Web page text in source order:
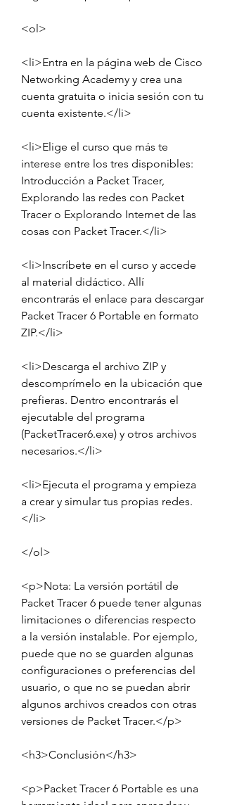
<ol>
<li>Entra en la página web de Cisco
Networking Academy y crea una
cuenta gratuita o inicia sesión con tu
cuenta existente.</li>
<li>Elige el curso que más te
interese entre los tres disponibles:
Introducción a Packet Tracer,
Explorando las redes con Packet
Tracer o Explorando Internet de las
cosas con Packet Tracer.</li>
<li>Inscríbete en el curso y accede
al material didáctico. Allí
encontrarás el enlace para descargar
Packet Tracer 6 Portable en formato
ZIP.</li>
<li>Descarga el archivo ZIP y
descomprímelo en la ubicación que
prefieras. Dentro encontrarás el
ejecutable del programa
(PacketTracer6.exe) y otros archivos
necesarios.</li>
<li>Ejecuta el programa y empieza
a crear y simular tus propias redes.
</li>
</ol>
<p>Nota: La versión portátil de
Packet Tracer 6 puede tener algunas
limitaciones o diferencias respecto
a la versión instalable. Por ejemplo,
puede que no se guarden algunas
configuraciones o preferencias del
usuario, o que no se puedan abrir
algunos archivos creados con otras
versiones de Packet Tracer.</p>
<h3>Conclusión</h3>
<p>Packet Tracer 6 Portable es una